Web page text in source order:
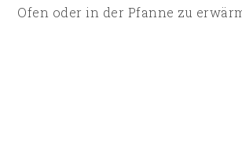
Ofen oder in der Pfanne zu